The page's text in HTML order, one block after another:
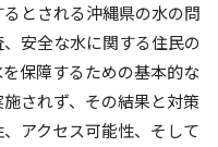
とされる沖縄県の水の問
安全な水に関する住民の
保障するための基本的な
されず、その結果と対策
アクセス可能性、そして